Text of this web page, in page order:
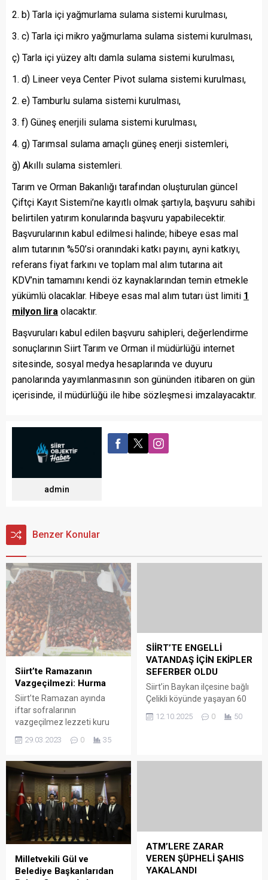
b) Tarla içi yağmurlama sulama sistemi kurulması,
c) Tarla içi mikro yağmurlama sulama sistemi kurulması,
ç) Tarla içi yüzey altı damla sulama sistemi kurulması,
d) Lineer veya Center Pivot sulama sistemi kurulması,
e) Tamburlu sulama sistemi kurulması,
f) Güneş enerjili sulama sistemi kurulması,
g) Tarımsal sulama amaçlı güneş enerji sistemleri,
ğ) Akıllı sulama sistemleri.
Tarım ve Orman Bakanlığı tarafından oluşturulan güncel
Çiftçi Kayıt Sistemi’ne kayıtlı olmak şartıyla, başvuru sahibi
belirtilen yatırım konularında başvuru yapabilecektir.
Başvurularının kabul edilmesi halinde; hibeye esas mal
alım tutarının %50’si oranındaki katkı payını, ayni katkıyı,
referans fiyat farkını ve toplam mal alım tutarına ait
KDV’nin tamamını kendi öz kaynaklarından temin etmekle
yükümlü olacaklar. Hibeye esas mal alım tutarı üst limiti 1
milyon lira olacaktır.
Başvuruları kabul edilen başvuru sahipleri, değerlendirme
sonuçlarının Siirt Tarım ve Orman il müdürlüğü internet
sitesinde, sosyal medya hesaplarında ve duyuru
panolarında yayımlanmasının son gününden itibaren on gün
içerisinde, il müdürlüğü ile hibe sözleşmesi imzalayacaktır.
admin
Benzer Konular
Siirt’te Ramazanın
Vazgeçilmezi: Hurma
Siirt’te Ramazan ayında
iftar sofralarının
vazgeçilmez lezzeti kuru
hurma, her bütçeye uygun
fiyatla piyasada alıcı buluyor.
bütçeye uygun hurmanın
bulunduğu iş yerlerinde
kalitesine göre fiyatı 20
TL’den başlayarak 70 ila 80
liraya kadar değişiyor.
Satıcılar, doğal besin değeri
yüksek olması nedeniyle
birçok faydası olan
hurmanın alıcı bulduğunu...
29.03.2023 0 35
SİİRT’TE ENGELLİ
VATANDAŞ İÇİN EKİPLER
SEFERBER OLDU
Siirt’in Baykan ilçesine bağlı
Çelikli köyünde yaşayan 60
Mahfuz Baysal için Siirt İl
ekipleri bölgede asfaltlama
çalışması gerçekleştirdi.
Yapılan çalışma sayesinde
Baysal’ın...
12.10.2025 0 50
Milletvekili Gül ve
Belediye Başkanlarıdan
VEREN ŞÜPHELİ ŞAHIS
YAKALANDI
06/10/2024 tarihinde saat